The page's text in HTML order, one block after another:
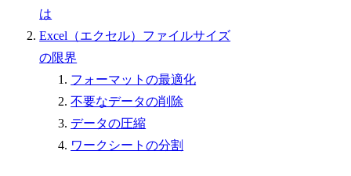
は
Excel（エクセル）ファイルサイズ
の限界
フォーマットの最適化
不要なデータの削除
データの圧縮
ワークシートの分割